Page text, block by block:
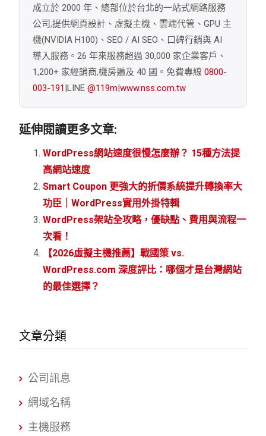
成立於 2000 年、總部位於台北的一站式網路服務
公司,提供網頁設計、虛擬主機、雲端代管、GPU 主
機(NVIDIA H100)、SEO / AI SEO、口碑行銷與 AI
導入服務。26 年來服務超過 30,000 家企業客戶、
1,200+ 家經銷商,機房遍及 40 國。免費專線0800-
003-191|LINE@119m|www.nss.com.tw
延伸閱讀更多文章:
WordPress網站速度很慢怎麼辦？ 15種方法提
高網站速度
Smart Coupon 更強大的折價系統提升轉換率大
功臣｜WordPress實用外掛特輯
WordPress架站全攻略，優缺點、費用與流程一
次看！
【2026虛擬主機推薦】戰國策 vs.
WordPress.com 深度評比：哪個才是台灣網站
的最佳選擇？
文章分類
公司訊息
網域名稱
主機服務